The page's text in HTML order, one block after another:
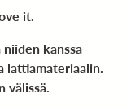
it.
kanssa
lattiamateriaalin.
välissä.